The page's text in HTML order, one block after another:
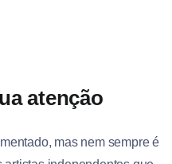
atenção
mas nem sempre é